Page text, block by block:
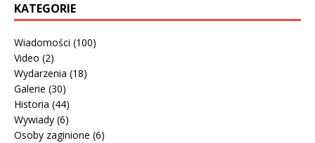
KATEGORIE
Wiadomości (100)
Video (2)
Wydarzenia (18)
Galerie (30)
Historia (44)
Wywiady (6)
Osoby zaginione (6)